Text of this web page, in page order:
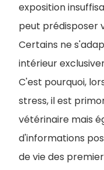
exposition
peut prédisposer
Certains ne
intérieur
C'est pourquoi,
stress, il est
vétérinaire mais
d'informations
de vie des